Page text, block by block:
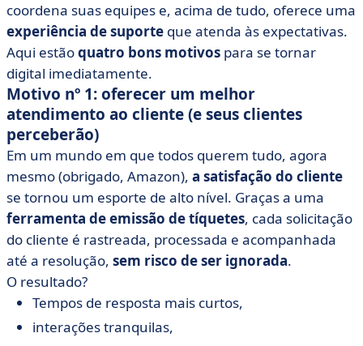
coordena suas equipes e, acima de tudo, oferece uma
experiência de suporte que atenda às expectativas.
Aqui estãoquatro bons motivos para se tornar
digital imediatamente.
Motivo nº 1: oferecer um melhor
atendimento ao cliente (e seus clientes
perceberão)
Em um mundo em que todos querem tudo, agora
mesmo (obrigado, Amazon), a satisfação do cliente
se tornou um esporte de alto nível. Graças a uma
ferramenta de emissão de tíquetes, cada solicitação
do cliente é rastreada, processada e acompanhada
até a resolução, sem risco de ser ignorada.
O resultado?
Tempos de resposta mais curtos,
interações tranquilas,